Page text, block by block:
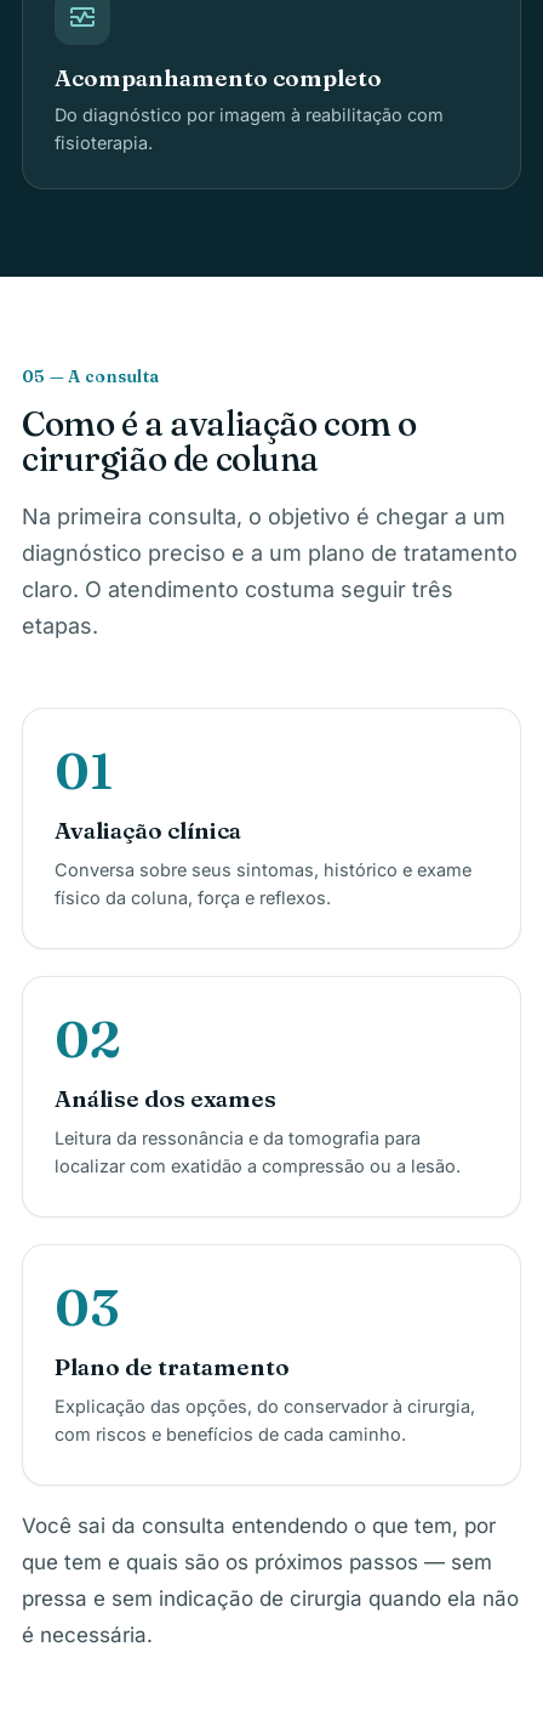
monitor_heart
Acompanhamento completo
Do diagnóstico por imagem à reabilitação com
fisioterapia.
05 — A consulta
Como é a avaliação com o
cirurgião de coluna
Na primeira consulta, o objetivo é chegar a um
diagnóstico preciso e a um plano de tratamento
claro. O atendimento costuma seguir três
etapas.
01
Avaliação clínica
Conversa sobre seus sintomas, histórico e exame
físico da coluna, força e reflexos.
02
Análise dos exames
Leitura da ressonância e da tomografia para
localizar com exatidão a compressão ou a lesão.
03
Plano de tratamento
Explicação das opções, do conservador à cirurgia,
com riscos e benefícios de cada caminho.
Você sai da consulta entendendo o que tem, por
que tem e quais são os próximos passos — sem
pressa e sem indicação de cirurgia quando ela não
é necessária.